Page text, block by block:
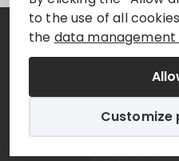
to the use of all
the data management
Customize
Értesüljön